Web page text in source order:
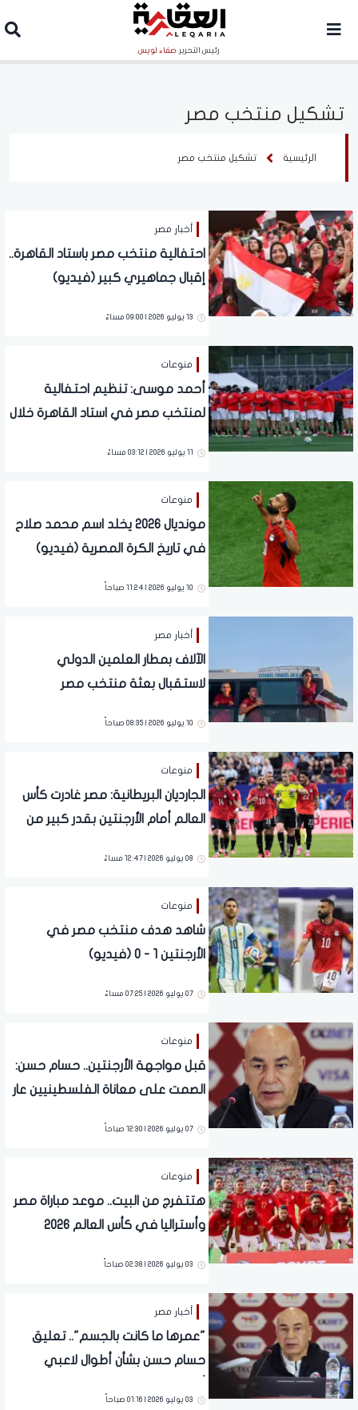
رئيس التحرير صفاء لويس
تشكيل منتخب مصر
الرئيسية تشكيل منتخب مصر
أخبار مصر
احتفالية منتخب مصر باستاد القاهرة..
إقبال جماهيري كبير (فيديو)
13 يوليو 2026 | 09:00 مساءً
منوعات
أحمد موسى: تنظيم احتفالية
لمنتخب مصر في استاد القاهرة خلال
11 يوليو 2026 | 03:12 مساءً
منوعات
مونديال 2026 يخلد اسم محمد صلاح
في تاريخ الكرة المصرية (فيديو)
10 يوليو 2026 | 11:24 صباحاً
أخبار مصر
الآلاف بمطار العلمين الدولي
لاستقبال بعثة منتخب مصر
10 يوليو 2026 | 08:35 صباحاً
منوعات
الجارديان البريطانية: مصر غادرت كأس
العالم أمام الأرجنتين بقدر كبير من
08 يوليو 2026 | 12:47 مساءً
منوعات
شاهد هدف منتخب مصر في
الأرجنتين 1 - 0 (فيديو)
07 يوليو 2026 | 07:25 مساءً
منوعات
قبل مواجهة الأرجنتين.. حسام حسن:
الصمت على معاناة الفلسطينيين عار
07 يوليو 2026 | 12:30 صباحاً
منوعات
هتتفرج من البيت.. موعد مباراة مصر
وأستراليا في كأس العالم 2026
03 يوليو 2026 | 02:38 صباحاً
أخبار مصر
"عمرها ما كانت بالجسم".. تعليق
حسام حسن بشأن أطوال لاعبي
03 يوليو 2026 | 01:16 صباحاً